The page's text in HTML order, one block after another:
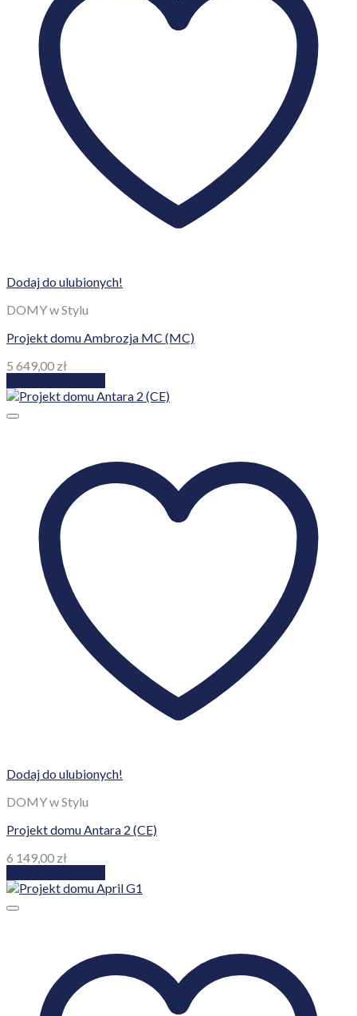
Dodaj do ulubionych!
DOMY w Stylu
Projekt domu Ambrozja MC (MC)
5 649,00 zł
Dodaj do ulubionych!
DOMY w Stylu
Projekt domu Antara 2 (CE)
6 149,00 zł